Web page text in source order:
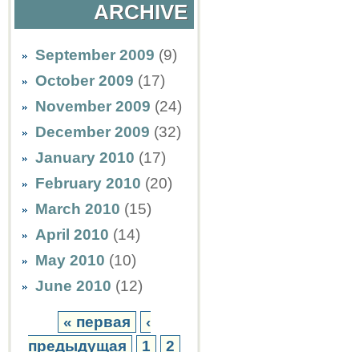
ARCHIVE
September 2009 (9)
October 2009 (17)
November 2009 (24)
December 2009 (32)
January 2010 (17)
February 2010 (20)
March 2010 (15)
April 2010 (14)
May 2010 (10)
June 2010 (12)
« первая
‹
предыдущая
1
2